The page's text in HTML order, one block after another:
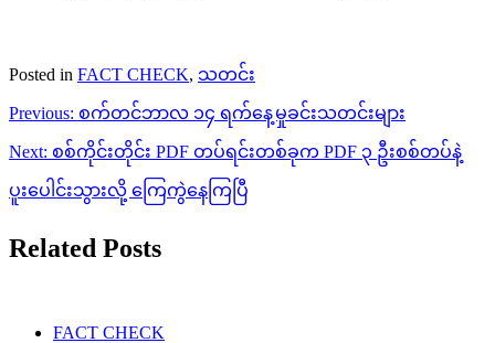
Posted in FACT CHECK, သတင်း
Post
navigation
Previous: စက်တင်ဘာလ ၁၄ ရက်နေ့မှုခင်းသတင်းများ
Next: စစ်ကိုင်းတိုင်း PDF တပ်ရင်းတစ်ခုက PDF ၃ ဦးစစ်တပ်နဲ့
ပူးပေါင်းသွားလို့ ကြေကွဲနေကြပြီ
Related Posts
FACT CHECK